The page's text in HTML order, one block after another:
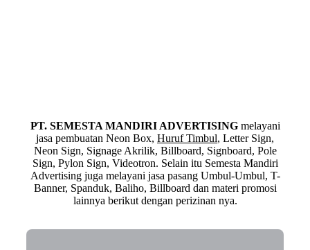
PT. SEMESTA MANDIRI ADVERTISINGmelayani
jasa pembuatan Neon Box, Huruf Timbul, Letter Sign,
Neon Sign, Signage Akrilik, Billboard, Signboard, Pole
Sign, Pylon Sign, Videotron. Selain itu Semesta Mandiri
Advertising juga melayani jasa pasang Umbul-Umbul, T-
Banner, Spanduk, Baliho, Billboard dan materi promosi
lainnya berikut dengan perizinan nya.